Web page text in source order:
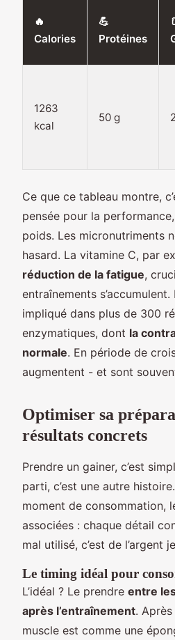
🔥
Calories
💪
Protéines
1263
kcal
50 g
Ce que ce tableau montre,
pensée pour la
poids. Les micronutriments
hasard. La vitamine C, par
réduction de la fatigue,
entraînements
impliqué dans plus de 300
enzymatiques, dont la
normale. En période de
augmentent - et sont
Optimiser sa
résultats concrets
Prendre un gainer, c’est
parti, c’est une autre
moment de consommation,
associées : chaque détail
mal utilisé, c’est de l’argent
Le timing idéal pour
L’idéal ? Le prendre entre
après l’entraînement.
muscle est comme une